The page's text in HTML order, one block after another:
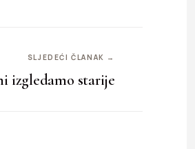
SLJEDEĆI ČLANAK →
izgledamo starije